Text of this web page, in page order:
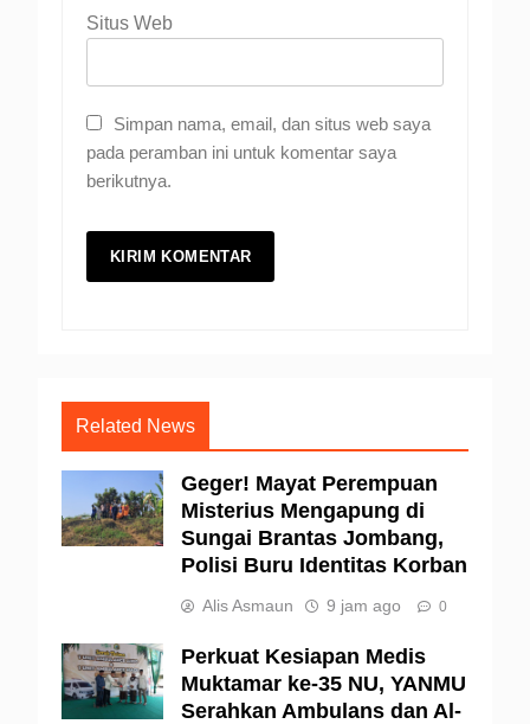
Situs Web
Simpan nama, email, dan situs web saya
pada peramban ini untuk komentar saya
berikutnya.
Related News
Geger! Mayat Perempuan
Misterius Mengapung di
Sungai Brantas Jombang,
Polisi Buru Identitas Korban
Alis Asmaun 9 jam ago 0
Perkuat Kesiapan Medis
Muktamar ke-35 NU, YANMU
Serahkan Ambulans dan Al-